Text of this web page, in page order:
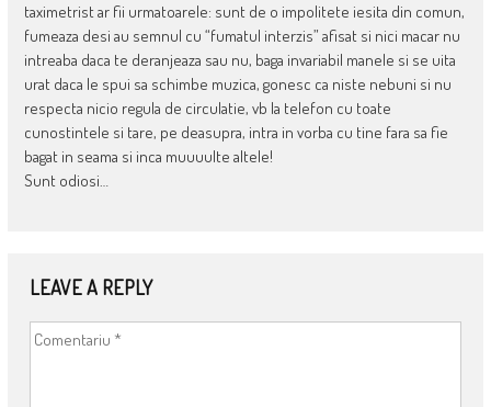
taximetrist ar fii urmatoarele: sunt de o impolitete iesita din comun,
fumeaza desi au semnul cu “fumatul interzis” afisat si nici macar nu
intreaba daca te deranjeaza sau nu, baga invariabil manele si se uita
urat daca le spui sa schimbe muzica, gonesc ca niste nebuni si nu
respecta nicio regula de circulatie, vb la telefon cu toate
cunostintele si tare, pe deasupra, intra in vorba cu tine fara sa fie
bagat in seama si inca muuuulte altele!
Sunt odiosi…
LEAVE A REPLY